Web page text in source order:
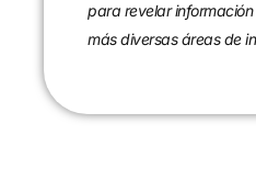
para revelar
más diversas áreas de